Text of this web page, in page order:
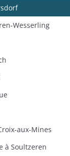
Wesserling
aux-Mines
à Soultzeren